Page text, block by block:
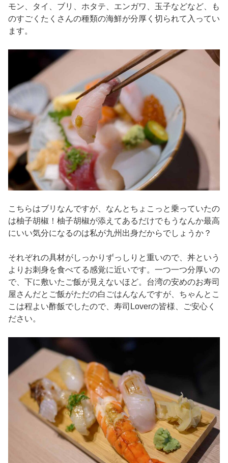
モン、タイ、ブリ、ホタテ、エンガワ、玉子などなど、も
のすごくたくさんの種類の海鮮が分厚く切られて入ってい
ます。
こちらはブリなんですが、なんとちょこっと乗っていたの
は柚子胡椒！柚子胡椒が添えてあるだけでもうなんか最高
にいい気分になるのは私が九州出身だからでしょうか？
それぞれの具材がしっかりずっしりと重いので、丼という
よりお刺身を食べてる感覚に近いです。一つ一つ分厚いの
で、下に敷いたご飯が見えないほど。台湾の安めのお寿司
屋さんだとご飯がただの白ごはんなんですが、ちゃんとこ
こは程よい酢飯でしたので、寿司Loverの皆様、ご安心く
ださい。